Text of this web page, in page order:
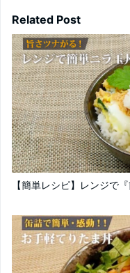
Related Post
【簡単レシピ】レンジで